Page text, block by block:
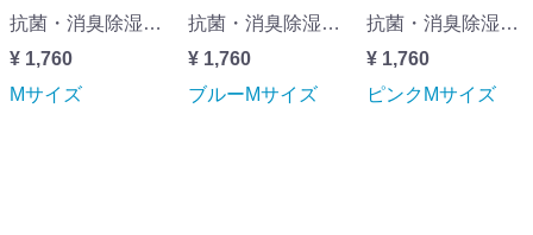
抗菌・消臭除湿フットフレッ臭 GUEST IT-ゲストイット- ビニールレザースリッパ アイボリーMサイズ
¥ 1,760
Mサイズ
抗菌・消臭除湿フットフレッ臭 GUEST IT-ゲストイット- ビニールレザースリッパ ブルーMサイズ
¥ 1,760
ブルーMサイズ
抗菌・消臭除湿フットフレッ臭 GUEST IT-ゲストイット- ビニールレザースリッパ ピンクMサイズ
¥ 1,760
ピンクMサイズ